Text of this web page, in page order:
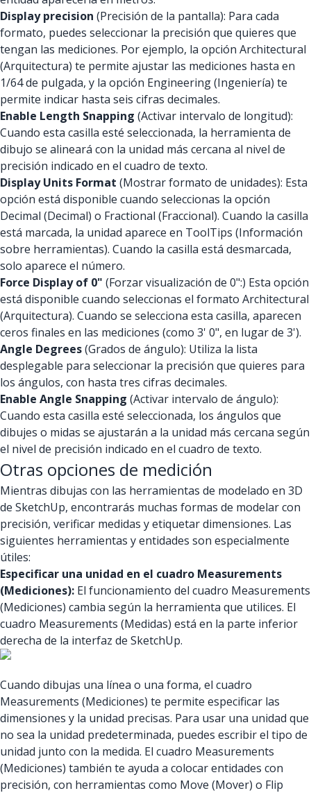
Display precision (Precisión de la pantalla): Para cada
formato, puedes seleccionar la precisión que quieres que
tengan las mediciones. Por ejemplo, la opción Architectural
(Arquitectura) te permite ajustar las mediciones hasta en
1/64 de pulgada, y la opción Engineering (Ingeniería) te
permite indicar hasta seis cifras decimales.
Enable Length Snapping (Activar intervalo de longitud):
Cuando esta casilla esté seleccionada, la herramienta de
dibujo se alineará con la unidad más cercana al nivel de
precisión indicado en el cuadro de texto.
Display Units Format (Mostrar formato de unidades): Esta
opción está disponible cuando seleccionas la opción
Decimal (Decimal) o Fractional (Fraccional). Cuando la casilla
está marcada, la unidad aparece en ToolTips (Información
sobre herramientas). Cuando la casilla está desmarcada,
solo aparece el número.
Force Display of 0" (Forzar visualización de 0":) Esta opción
está disponible cuando seleccionas el formato Architectural
(Arquitectura). Cuando se selecciona esta casilla, aparecen
ceros finales en las mediciones (como 3' 0", en lugar de 3').
Angle Degrees(Grados de ángulo): Utiliza la lista
desplegable para seleccionar la precisión que quieres para
los ángulos, con hasta tres cifras decimales.
Enable Angle Snapping (Activar intervalo de ángulo):
Cuando esta casilla esté seleccionada, los ángulos que
dibujes o midas se ajustarán a la unidad más cercana según
el nivel de precisión indicado en el cuadro de texto.
Otras opciones de medición
Mientras dibujas con las herramientas de modelado en 3D
de SketchUp, encontrarás muchas formas de modelar con
precisión, verificar medidas y etiquetar dimensiones. Las
siguientes herramientas y entidades son especialmente
útiles:
Especificar una unidad en el cuadro Measurements
(Mediciones): El funcionamiento del cuadro Measurements
(Mediciones) cambia según la herramienta que utilices. El
cuadro Measurements (Medidas) está en la parte inferior
derecha de la interfaz de SketchUp.
Cuando dibujas una línea o una forma, el cuadro
Measurements (Mediciones) te permite especificar las
dimensiones y la unidad precisas. Para usar una unidad que
no sea la unidad predeterminada, puedes escribir el tipo de
unidad junto con la medida. El cuadro Measurements
(Mediciones) también te ayuda a colocar entidades con
precisión, con herramientas como Move (Mover) o Flip